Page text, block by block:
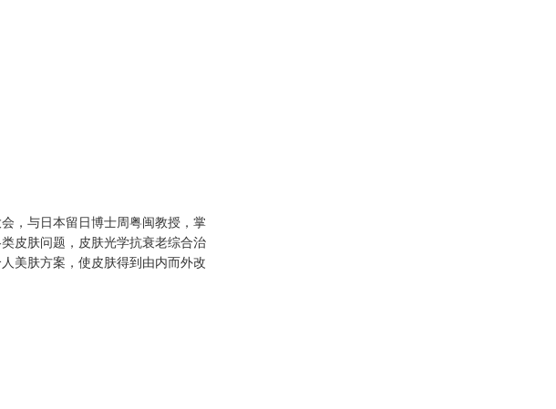
，与日本留日博士周粤闽教授，掌
皮肤问题，皮肤光学抗衰老综合治
美肤方案，使皮肤得到由内而外改